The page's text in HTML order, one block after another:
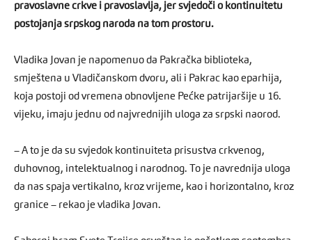
pravoslavne crkve i pravoslavlja, jer svjedoči o kontinuitetu
postojanja srpskog naroda na tom prostoru.
Vladika Jovan je napomenuo da Pakračka biblioteka,
smještena u Vladičanskom dvoru, ali i Pakrac kao eparhija,
koja postoji od vremena obnovljene Pećke patrijaršije u 16.
vijeku, imaju jednu od najvrednijih uloga za srpski naorod.
– A to je da su svjedok kontinuiteta prisustva crkvenog,
duhovnog, intelektualnog i narodnog. To je navrednija uloga
da nas spaja vertikalno, kroz vrijeme, kao i horizontalno, kroz
granice – rekao je vladika Jovan.